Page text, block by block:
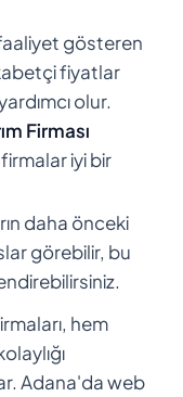
gösteren
fiyatlar
olur.
Firması
iyi bir
daha önceki
görebilir, bu
hem
Adana'da web